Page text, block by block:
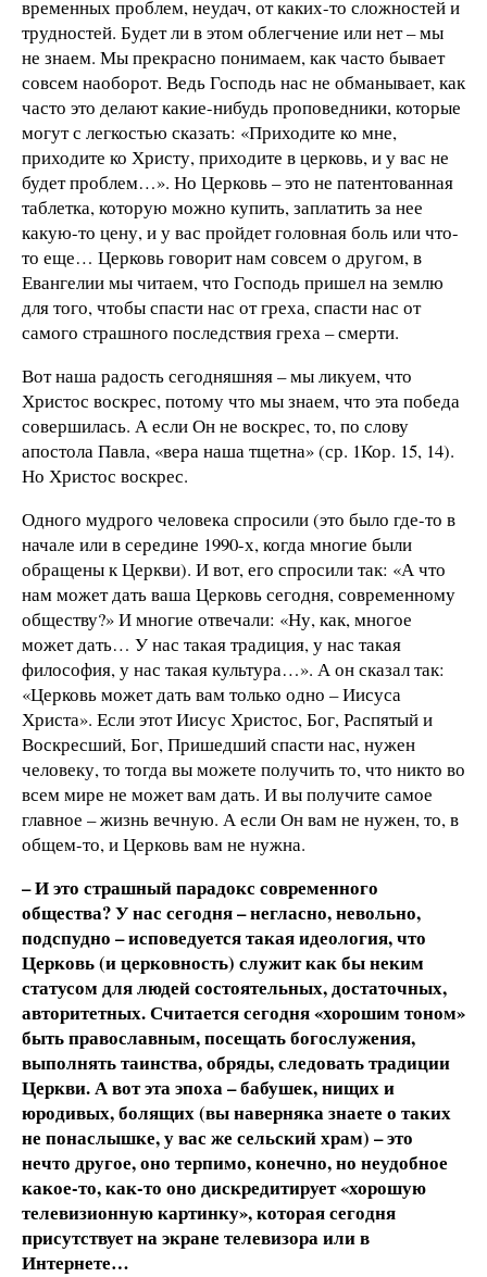
временных проблем, неудач, от каких-то сложностей и
трудностей. Будет ли в этом облегчение или нет – мы
не знаем. Мы прекрасно понимаем, как часто бывает
совсем наоборот. Ведь Господь нас не обманывает, как
часто это делают какие-нибудь проповедники, которые
могут с легкостью сказать: «Приходите ко мне,
приходите ко Христу, приходите в церковь, и у вас не
будет проблем…». Но Церковь – это не патентованная
таблетка, которую можно купить, заплатить за нее
какую-то цену, и у вас пройдет головная боль или что-
то еще… Церковь говорит нам совсем о другом, в
Евангелии мы читаем, что Господь пришел на землю
для того, чтобы спасти нас от греха, спасти нас от
самого страшного последствия греха – смерти.
Вот наша радость сегодняшняя – мы ликуем, что
Христос воскрес, потому что мы знаем, что эта победа
совершилась. А если Он не воскрес, то, по слову
апостола Павла, «вера наша тщетна» (ср. 1Кор. 15, 14).
Но Христос воскрес.
Одного мудрого человека спросили (это было где-то в
начале или в середине 1990-х, когда многие были
обращены к Церкви). И вот, его спросили так: «А что
нам может дать ваша Церковь сегодня, современному
обществу?» И многие отвечали: «Ну, как, многое
может дать… У нас такая традиция, у нас такая
философия, у нас такая культура…». А он сказал так:
«Церковь может дать вам только одно – Иисуса
Христа». Если этот Иисус Христос, Бог, Распятый и
Воскресший, Бог, Пришедший спасти нас, нужен
человеку, то тогда вы можете получить то, что никто во
всем мире не может вам дать. И вы получите самое
главное – жизнь вечную. А если Он вам не нужен, то, в
общем-то, и Церковь вам не нужна.
– И это страшный парадокс современного
общества? У нас сегодня – негласно, невольно,
подспудно – исповедуется такая идеология, что
Церковь (и церковность) служит как бы неким
статусом для людей состоятельных, достаточных,
авторитетных. Считается сегодня «хорошим тоном»
быть православным, посещать богослужения,
выполнять таинства, обряды, следовать традиции
Церкви. А вот эта эпоха – бабушек, нищих и
юродивых, болящих (вы наверняка знаете о таких
не понаслышке, у вас же сельский храм) – это
нечто другое, оно терпимо, конечно, но неудобное
какое-то, как-то оно дискредитирует «хорошую
телевизионную картинку», которая сегодня
присутствует на экране телевизора или в
Интернете…